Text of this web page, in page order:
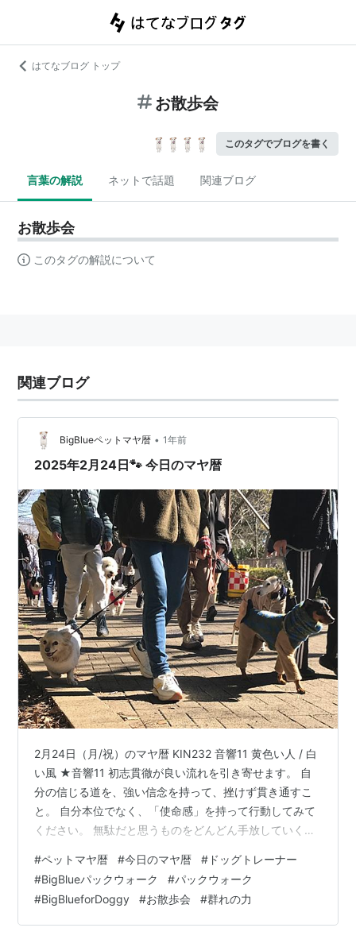
はてなブログ トップ
お散歩会
このタグでブログを書く
言葉の解説 ネットで話題 関連ブログ
お散歩会
このタグの解説について
関連ブログ
BigBlueペットマヤ暦 • 1年前
2025年2月24日🐾 今日のマヤ暦
2月24日（月/祝）のマヤ暦 KIN232 音響11 黄色い人 / 白
い風 ★音響11 初志貫徹が良い流れを引き寄せます。 自
分の信じる道を、強い信念を持って、挫けず貫き通すこ
と。 自分本位でなく、「使命感」を持って行動してみて
ください。 無駄だと思うものをどんどん手放していく
人】は、一つの事を極める職人です。 あれもこれもでは
なく一つのことに集中して、それを極めるようなつもり
で取り組んでみてください。 自分の得意分野を意識する
こと。 心から楽しいと思える時間は、自分を育てる栄養
#ペットマヤ暦 #今日のマヤ暦 # ドッグトレーナー
#BigBlueパックウォーク #パックウォーク
#BigBlueforDoggy #お散歩会 #群れの力